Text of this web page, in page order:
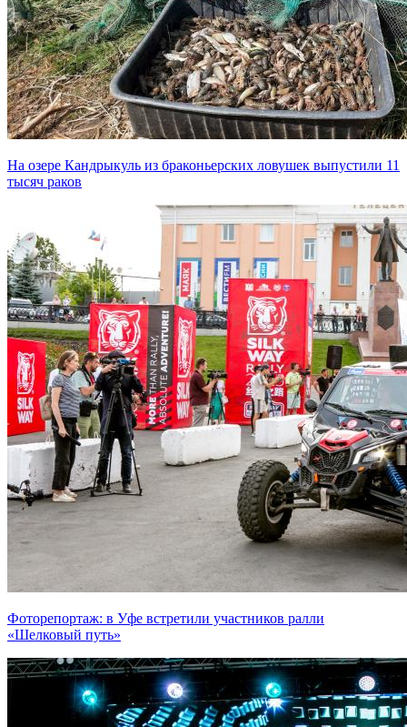
На озере Кандрыкуль из браконьерских ловушек выпустили 11
тысяч раков
Фоторепортаж: в Уфе встретили участников ралли
«Шелковый путь»